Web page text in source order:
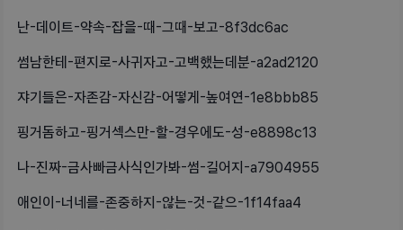
난-데이트-약속-잡을-때-그때-보고-8f3dc6ac
썸남한테-편지로-사귀자고-고백했는데분-a2ad2120
쟈기들은-자존감-자신감-어떻게-높여연-1e8bbb85
핑거돔하고-핑거섹스만-할-경우에도-성-e8898c13
나-진짜-금사빠금사식인가봐-썸-길어지-a7904955
애인이-너네를-존중하지-않는-것-같으-1f14faa4